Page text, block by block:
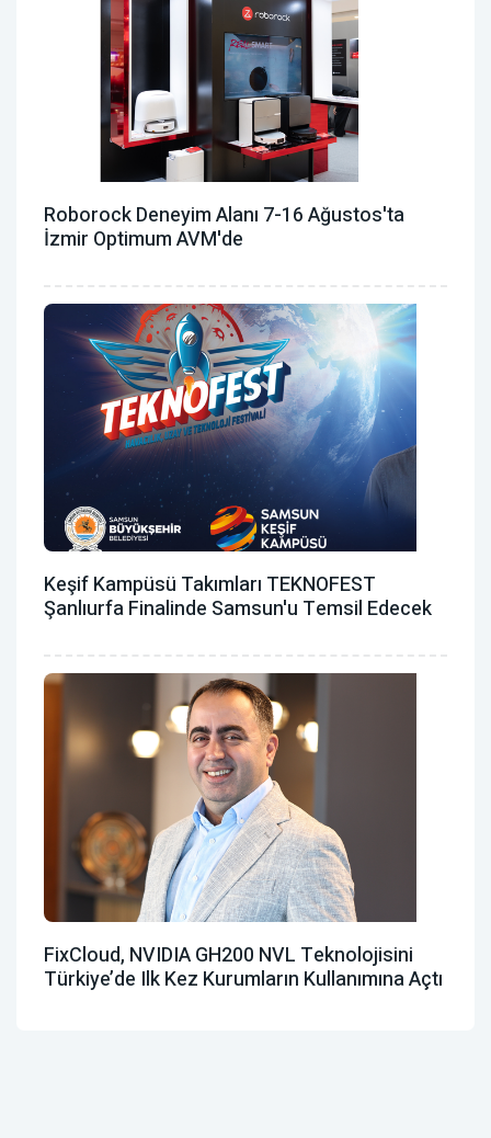
Roborock Deneyim Alanı 7-16 Ağustos'ta
İzmir Optimum AVM'de
Keşif Kampüsü Takımları TEKNOFEST
Şanlıurfa Finalinde Samsun'u Temsil Edecek
FixCloud, NVIDIA GH200 NVL Teknolojisini
Türkiye’de Ilk Kez Kurumların Kullanımına Açtı